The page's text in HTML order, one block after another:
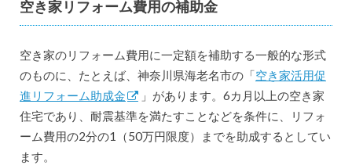
空き家リフォーム費用の補助金
空き家のリフォーム費用に一定額を補助する一般的な形式
のものに、たとえば、神奈川県海老名市の「空き家活用促
進リフォーム助成金
」があります。6カ月以上の空き家
住宅であり、耐震基準を満たすことなどを条件に、リフォ
ーム費用の2分の1（50万円限度）までを助成するとしてい
ます。